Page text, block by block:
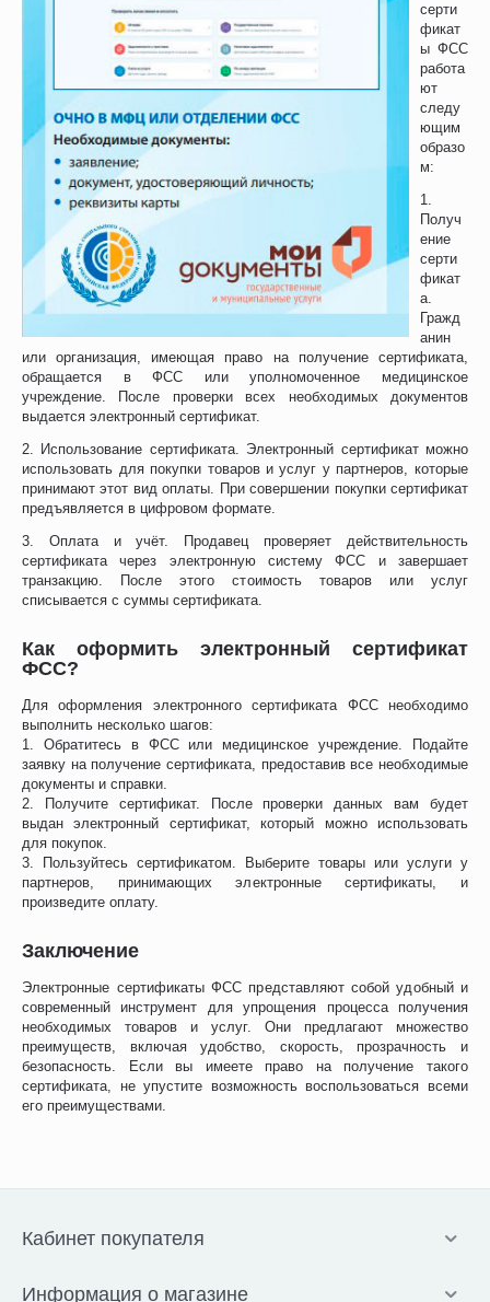
серти
фикат
ы ФСС
работа
ют
следу
ющим
образо
м:
1.
Получ
ение
серти
фикат
а.
Гражд
анин
или организация, имеющая право на получение сертификата,
обращается в ФСС или уполномоченное медицинское
учреждение. После проверки всех необходимых документов
выдается электронный сертификат.
2. Использование сертификата. Электронный сертификат можно
использовать для покупки товаров и услуг у партнеров, которые
принимают этот вид оплаты. При совершении покупки сертификат
предъявляется в цифровом формате.
3. Оплата и учёт. Продавец проверяет действительность
сертификата через электронную систему ФСС и завершает
транзакцию. После этого стоимость товаров или услуг
списывается с суммы сертификата.
Как оформить электронный сертификат
ФСС?
Для оформления электронного сертификата ФСС необходимо
выполнить несколько шагов:
1. Обратитесь в ФСС или медицинское учреждение. Подайте
заявку на получение сертификата, предоставив все необходимые
документы и справки.
2. Получите сертификат. После проверки данных вам будет
выдан электронный сертификат, который можно использовать
для покупок.
3. Пользуйтесь сертификатом. Выберите товары или услуги у
партнеров, принимающих электронные сертификаты, и
произведите оплату.
Заключение
Электронные сертификаты ФСС представляют собой удобный и
современный инструмент для упрощения процесса получения
необходимых товаров и услуг. Они предлагают множество
преимуществ, включая удобство, скорость, прозрачность и
безопасность. Если вы имеете право на получение такого
сертификата, не упустите возможность воспользоваться всеми
его преимуществами.
Кабинет покупателя
Информация о магазине